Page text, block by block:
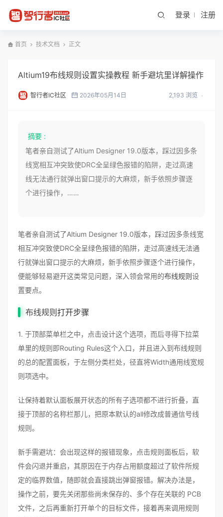
登录 注册
首页 技术文档 正文
Altium19布线规则设置实操教程 新手避坑里详解操作
智行者IC社区 2026年05月14日 2,193 浏览
摘要 :
笔者亲自测试了Altium Designer 19.0版本，踩过因多条
线宽相互冲突致使DRC全呈绿色报错的陷阱，走过高速
线无法通行就弹出窗口提示的大麻烦，新手依照步骤逐
个进行操作，……
笔者亲自测试了Altium Designer 19.0版本，踩过因多条线宽
相互冲突致使DRC全呈绿色报错的陷阱，走过高速线无法通
行就弹出窗口提示的大麻烦，新手依照步骤逐个进行操作，
便能够轻易避开这类常见问题，深入领会常用的布线规则设
置要点。
布线规则 打开步骤
1. 于顶部菜单栏之中，点击设计这个选项，而后寻得下拉菜
单里的规则即Routing Rules这个入口，并且进入到布线规则
的总的配置面板，于左侧分类栏处，径直将Width通用线宽规
则项选中。
让保持着默认面板展开状态的所有子选项都不进行折叠，直
接于顶部的名称栏那儿，把原本默认的all修改成普通信号线
规则。
新手需避坑：会出现这样的报错现象，点击规则面板后，软
件会闪退并重启，其原因在于内存占用额度超过了软件所规
定的临界数值，随即就会直接跳出弹窗报错。解决办法是，
操作之前，要先关闭那些尚未保存的、多个存在关联的 PCB
文件，之后再重新打开单个的目标文件，接着再来调用规则